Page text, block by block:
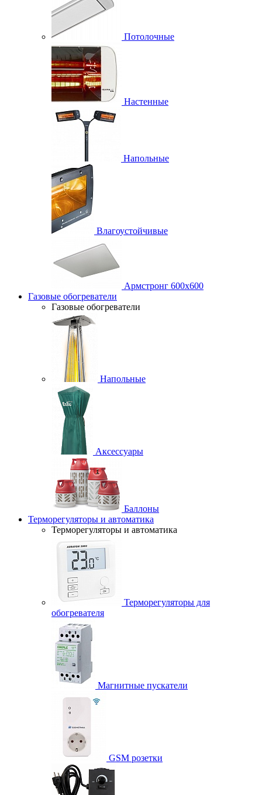
Потолочные
Настенные
Напольные
Влагоустойчивые
Армстронг 600х600
Газовые обогреватели
Газовые обогреватели
Напольные
Аксессуары
Баллоны
Терморегуляторы и автоматика
Терморегуляторы и автоматика
Терморегуляторы для
обогревателя
Магнитные пускатели
GSM розетки